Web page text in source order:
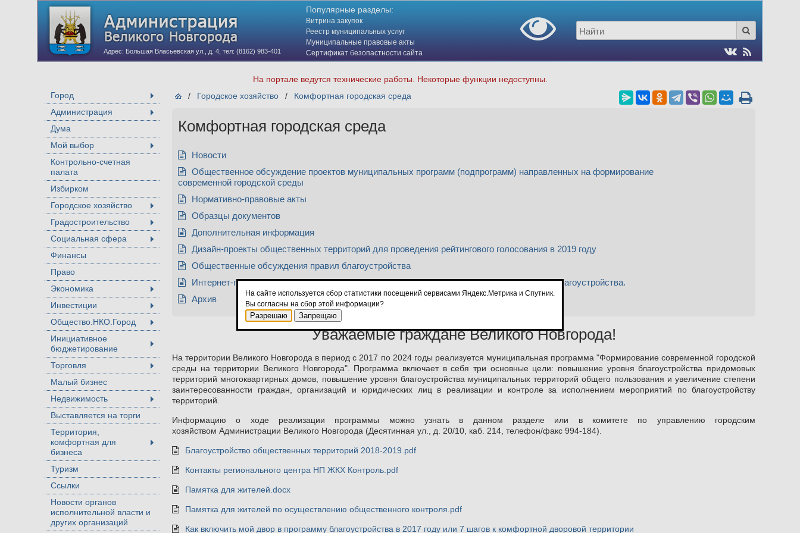
Адрес: Большая Власьевская ул., д. 4, тел: (8162) 983-401
Популярные разделы:
Витрина закупок
Реестр муниципальных услуг
Муниципальные правовые акты
Сертификат безопастности сайта
(HTTPS)
На портале ведутся технические работы. Некоторые функции недоступны.
Город
Администрация
Дума
Мой выбор
Контрольно-счетная
палата
Избирком
Городское хозяйство
Градостроительство
Социальная сфера
Финансы
Право
Экономика
Инвестиции
Общество.НКО.Город
Инициативное
бюджетирование
Торговля
Малый бизнес
Недвижимость
Выставляется на торги
Территория,
комфортная для
бизнеса
Туризм
Ссылки
Новости органов
исполнительной власти и
других организаций
/ Городское хозяйство / Комфортная городская среда
Комфортная городская среда
Новости
Общественное обсуждение проектов муниципальных программ (подпрограмм) направленных на формирование
современной городской среды
Нормативно-правовые акты
Образцы документов
Дополнительная информация
Дизайн-проекты общественных территорий для проведения рейтингового голосования в 2019 году
Общественные обсуждения правил благоустройства
Интернет-голосование по выбору территории общего пользования для дальнейшего её благоустройства.
Архив
Уважаемые граждане Великого Новгорода!
На территории Великого Новгорода в период с 2017 по 2024 годы реализуется муниципальная программа "Формирование современной городской
среды на территории Великого Новгорода". Программа включает в себя три основные цели: повышение уровня благоустройства придомовых
территорий многоквартирных домов, повышение уровня благоустройства муниципальных территорий общего пользования и увеличение степени
заинтересованности граждан, организаций и юридических лиц в реализации и контроле за исполнением мероприятий по благоустройству
территорий.
Информацию о ходе реализации программы можно узнать в данном разделе или в комитете по управлению городским
хозяйством Администрации Великого Новгорода (Десятинная ул., д. 20/10, каб. 214, телефон/факс 994-184).
Благоустройство общественных территорий 2018-2019.pdf
Контакты регионального центра НП ЖКХ Контроль.pdf
Памятка для жителей.docx
Памятка для жителей по осуществлению общественного контроля.pdf
Как включить мой двор в программу благоустройства в 2017 году или 7 шагов к комфортной дворовой территории
На сайте используется сбор статистики посещений сервисами Яндекс.Метрика и Спутник.
Вы согласны на сбор этой информации?
Разрешаю Запрещаю